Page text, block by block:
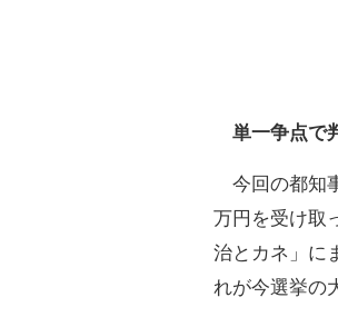
単一争点で
今回の都知
万円を受け取
治とカネ」に
れが今選挙の